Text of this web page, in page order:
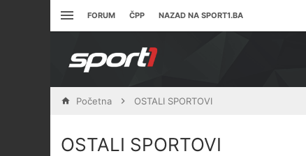
FORUM ČPP NAZAD NA SPORT1.BA
Početna OSTALI SPORTOVI
OSTALI SPORTOVI